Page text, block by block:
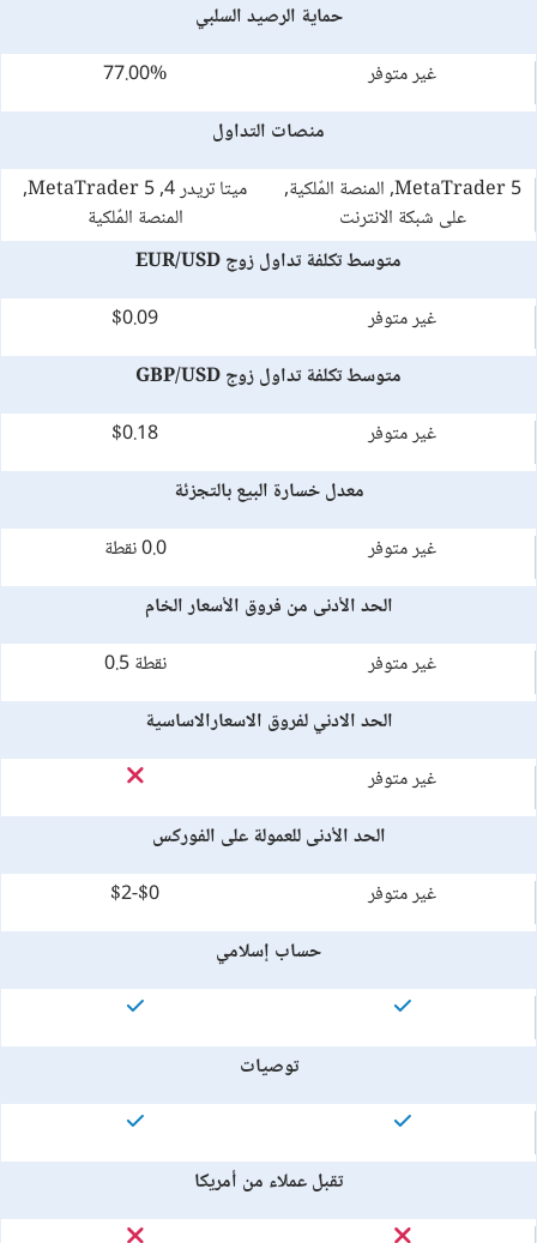
حماية الرصيد السلبي
غير متوفر
77.00%
منصات التداول
MetaTrader 5, المنصة المٌلكية,
على شبكة الانترنت
ميتا تريدر 4, MetaTrader 5,
المنصة المٌلكية
متوسط تكلفة تداول زوج EUR/USD
غير متوفر
$0.09
متوسط تكلفة تداول زوج GBP/USD
غير متوفر
$0.18
معدل خسارة البيع بالتجزئة
غير متوفر
0.0 نقطة
الحد الأدنى من فروق الأسعار الخام
غير متوفر
نقطة 0.5
الحد الادني لفروق الاسعارالاساسية
غير متوفر
الحد الأدنى للعمولة على الفوركس
غير متوفر
$0-$2
حساب إسلامي
توصيات
تقبل عملاء من أمريكا